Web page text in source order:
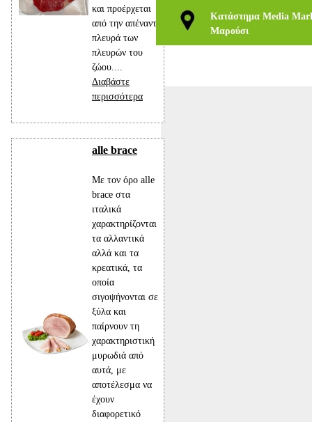
και προέρχεται
από την απέναντι
πλευρά των
πλευρών του
ζώου....
Διαβάστε
περισσότερα
alle brace
Με τον όρο alle
brace στα
ιταλικά
χαρακτηρίζονται
τα αλλαντικά
αλλά και τα
κρεατικά, τα
οποία
σιγοψήνονται σε
ξύλα και
παίρνουν τη
χαρακτηριστική
μυρωδιά από
αυτά, με
αποτέλεσμα να
έχουν
διαφορετικό
Κατάστημα Media
Μαρούσι